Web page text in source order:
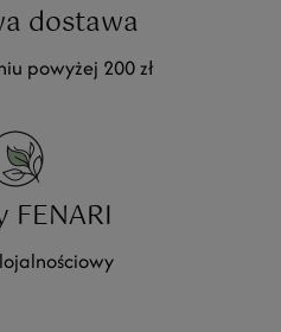
dostawa
powyżej 200 zł
FENARI